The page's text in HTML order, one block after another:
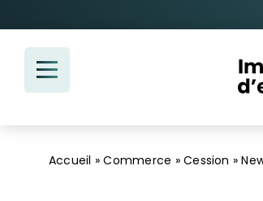
au
contenu
Accueil »Commerce »Cession »